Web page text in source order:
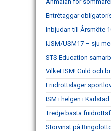
Anmälan för
Entrétaggar
Inbjudan till Årsmöte
IJSM/USM17 – sju
STS Education
Vilket ISM! Guld och
Friidrottsläger
ISM i helgen i
Tredje bästa
Storvinst på Bingolotto